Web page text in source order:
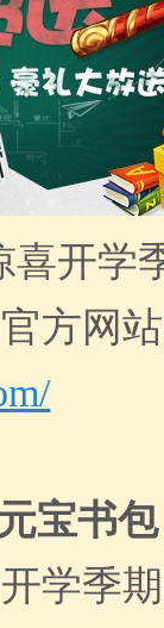
喜开学
方网站
宝书包
学季